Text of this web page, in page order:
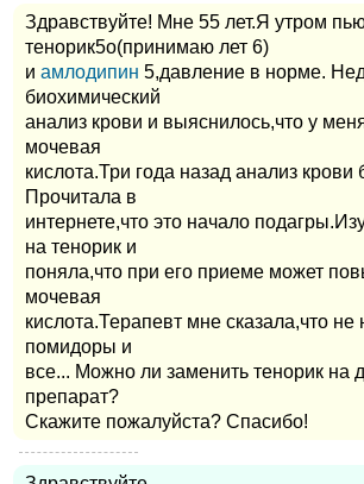
Здравствуйте! Мне 55 лет.Я утром
тенорик5о(принимаю лет 6)
и амлодипин 5,давление в норме.
биохимический
анализ крови и выяснилось,что у
мочевая
кислота.Три года назад анализ
Прочитала в
интернете,что это начало
на тенорик и
поняла,что при его приеме может
мочевая
кислота.Терапевт мне сказала,что не
помидоры и
все... Можно ли заменить тенорик на
препарат?
Скажите пожалуйста? Спасибо!